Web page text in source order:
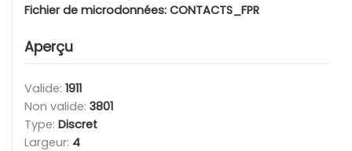
Fichier de microdonnées: CONTACTS_FPR
Aperçu
Valide: 1911
Non valide: 3801
Type: Discret
Largeur: 4